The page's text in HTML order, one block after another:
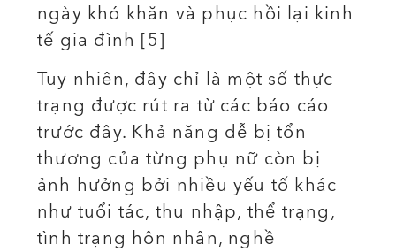
ngày khó khăn và phục hồi lại kinh
tế gia đình [5]
Tuy nhiên, đây chỉ là một số thực
trạng được rút ra từ các báo cáo
trước đây. Khả năng dễ bị tổn
thương của từng phụ nữ còn bị
ảnh hưởng bởi nhiều yếu tố khác
như tuổi tác, thu nhập, thể trạng,
tình trạng hôn nhân, nghề